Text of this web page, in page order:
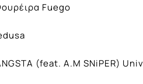
Fuego
(feat. A.M SNiPER)